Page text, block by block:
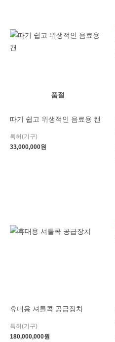
품절
따기 쉽고 위생적인 음료용 캔
특허(기구)
33,000,000원
휴대용 셔틀콕 공급장치
특허(기구)
180,000,000원